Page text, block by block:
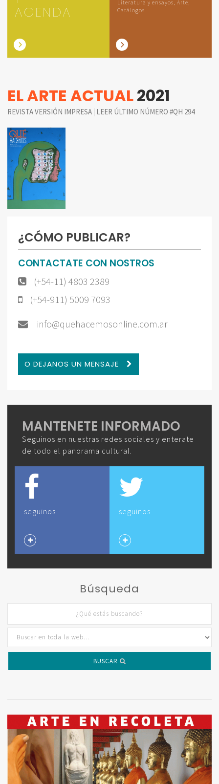
AGENDA
Literatura y ensayos, Arte,
Catálogos
EL ARTE ACTUAL2021
REVISTA VERSIÓN IMPRESA | LEER ÚLTIMO NÚMERO #QH 294
¿CÓMO PUBLICAR?
CONTACTATE CON NOSTROS
(+54-11) 4803 2389
(+54-911) 5009 7093
info@quehacemosonline.com.ar
O DEJANOS UN MENSAJE
MANTENETE INFORMADO
Seguinos en nuestras redes sociales y enterate
de todo el panorama cultural.
seguinos seguinos
Búsqueda
BUSCAR